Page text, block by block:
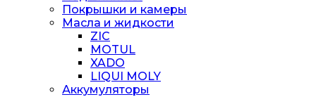
Покрышки и камеры
Масла и жидкости
ZIC
MOTUL
XADO
LIQUI MOLY
Аккумуляторы